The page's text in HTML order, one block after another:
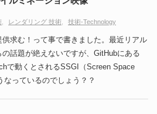
レンダリング 技術 技術-Technology
求む！って事で書きました。最近リアル
話題が絶えないですが、GitHubにある
で動くとされるSSGI（Screen Space
っているのでしょう？？